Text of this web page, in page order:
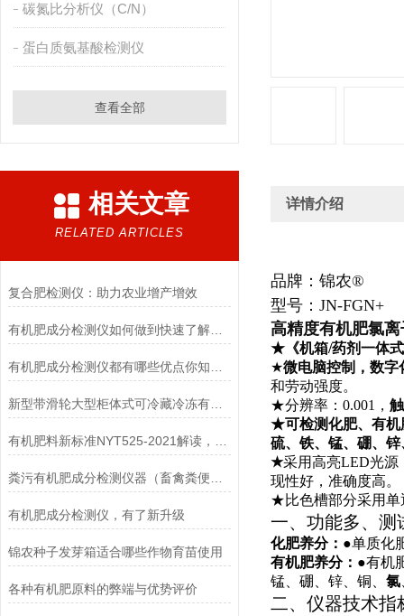
碳氮比分析仪（C/N）
蛋白质氨基酸检测仪
查看全部
相关文章
RELATED ARTICLES
复合肥检测仪：助力农业增产增效
有机肥成分检测仪如何做到快速了解土壤养分？
新型带滑轮大型柜体式可冷藏冷冻有机肥检测仪粪污养分检测设备
有机肥成分检测仪，有了新升级
锦农种子发芽箱适合哪些作物育苗使用
各种有机肥原料的弊端与优势评价
详情介绍
品牌：锦农®
型号： JN-FGN+
高精度有机肥氯
★《机箱/药剂一体
★微电脑控制，数字
和劳动强度。
★分辨率： 0.001 ，
★可检测化肥、有机
硫、铁、锰、硼、
★采用高亮LED光源
现性好，准确度高。
★比色槽部分采用单
一、功能多、测
化肥养分： ●单质化
有机肥养分： ●有机
锰、硼、锌、铜、 氯
二、仪器技术指